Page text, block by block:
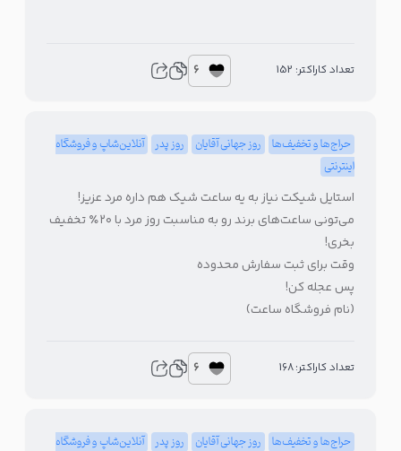
تعداد کاراکتر: 152 6
حراج‌ها و تخفیف‌ها روز جهانی آقایان روز پدر
آنلاین‌شاپ و فروشگاه
اینترنتی
استایل شیکت نیاز به یه ساعت شیک هم داره مرد عزیز!
می‌تونی ساعت‌های برند رو به مناسبت روز مرد با ۲۰٪ تخفیف
بخری!
وقت برای ثبت سفارش محدوده
پس عجله کن!
(نام فروشگاه ساعت)
تعداد کاراکتر: 168 6
حراج‌ها و تخفیف‌ها روز جهانی آقایان روز پدر
آنلاین‌شاپ و فروشگاه